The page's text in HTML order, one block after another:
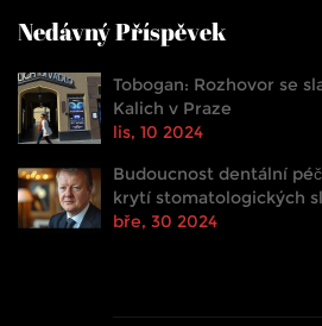
Nedávný Příspěvek
Tobogan: Rozhovor se
Kalich v Praze
lis, 10 2024
Budoucnost dentální
krytí stomatologických
bře, 30 2024